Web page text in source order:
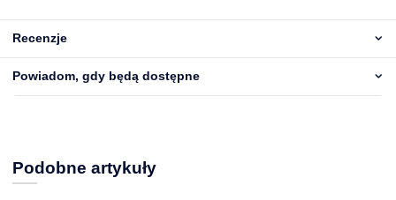
Recenzje
Powiadom, gdy będą dostępne
Podobne artykuły